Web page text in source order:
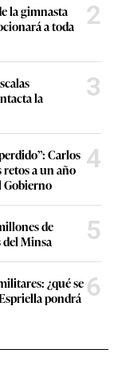
la gimnasta
a toda
2
la
3
Carlos
retos a un año
Gobierno
4
de
del Minsa
5
¿qué se
pondrá 6